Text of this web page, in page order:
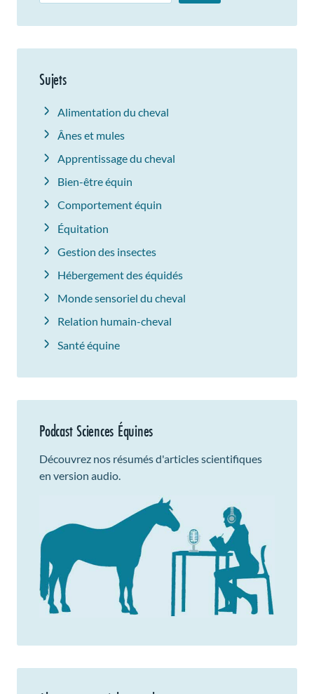
Sujets
Alimentation du cheval
Ânes et mules
Apprentissage du cheval
Bien-être équin
Comportement équin
Équitation
Gestion des insectes
Hébergement des équidés
Monde sensoriel du cheval
Relation humain-cheval
Santé équine
Podcast Sciences Équines
Découvrez nos résumés d'articles scientifiques
en version audio.